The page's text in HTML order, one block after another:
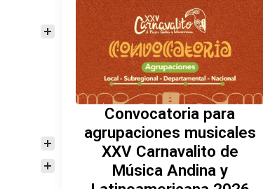
Convocatoria para
agrupaciones musicales
XXV Carnavalito de
Música Andina y